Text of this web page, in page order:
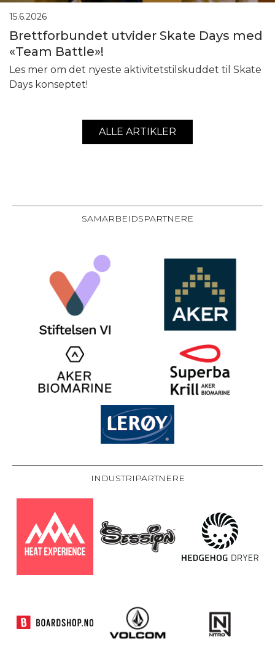
15.6.2026
Brettforbundet utvider Skate Days med
«Team Battle»!
Les mer om det nyeste aktivitetstilskuddet til Skate
Days konseptet!
ALLE ARTIKLER
SAMARBEIDSPARTNERE
INDUSTRIPARTNERE